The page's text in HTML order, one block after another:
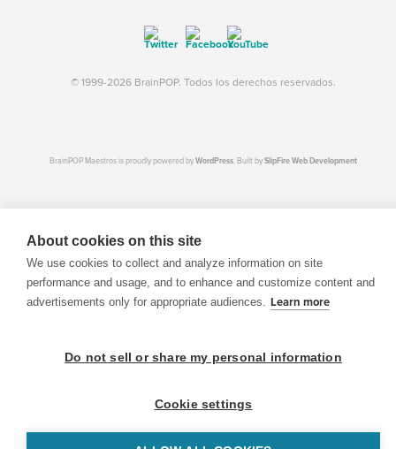
© 1999-2026 BrainPOP. Todos los derechos reservados.
BrainPOP Maestros is proudly powered byWordPress. Built bySlipFire Web Development
About cookies on this site
We use cookies to collect and analyze information on site
performance and usage, and to enhance and customize content and
advertisements only for appropriate audiences. Learn more
Do not sell or share my personal information
Cookie settings